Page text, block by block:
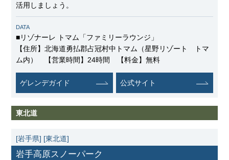
活用しましょう。
DATA
■リゾナーレ トマム「ファミリーラウンジ」
【住所】北海道勇払郡占冠村中トマム（星野リゾート トマ
ム内） 【営業時間】24時間 【料金】無料
ゲレンデガイド 公式サイト
東北道
[岩手県] [東北道]
岩手高原スノーパーク